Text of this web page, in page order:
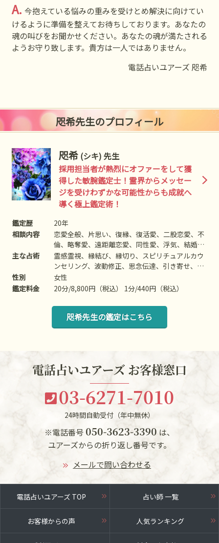
A. 今抱えている悩みの重みを受けとめ解決に向けてい
けるように準備を整えてお待ちしております。あなたの
魂の叫びをお聞かせください。あなたの魂が満たされる
ようお守り致します。貴方は一人ではありません。
電話占いユアーズ 咫希
咫希先生のプロフィール
咫希 (シキ) 先生
採用担当者が熱烈にオファーをして獲
得した敏腕鑑定士！霊界からメッセー
ジを受けわずかな可能性からも成就へ
導く極上鑑定術！
鑑定歴
20年
相談内容
恋愛全般、片思い、復縁、復活愛、二股恋愛、不
倫、略奪愛、遠距離恋愛、同性愛、浮気、結婚、
離婚、夫婦問題、家族/家庭問題、親子、育児、教
育、介護、人間関係、仕事全般、適職、経営、進
路、相性、ママ友、相手の気持ち、人生相談、開
運、健康、運勢、金銭、動物、故人、失せ物、心
霊相談、など
主な占術
霊感霊視、縁結び、縁切り、スピリチュアルカウ
ンセリング、波動修正、思念伝達、引き寄せ、ヒ
ーリング、チャネリング、オーラ、自動書記、前
世/過去世、守護霊対話、死者との対話、霊障除
ど
性別
女性
鑑定料金
20分/8,800円（税込） 1分/440円（税込）
咫希先生の鑑定はこちら
電話占いユアーズ お客様窓口
03-6271-7010
24時間自動受付（年中無休）
※電話番号 050-3623-3390 は、
ユアーズからの折り返し番号です。
メールで問い合わせる
電話占いユアーズ TOP 占い師 一覧
お客様からの声 人気ランキング